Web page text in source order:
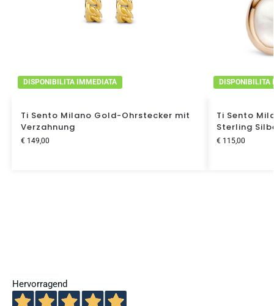
DISPONIBILITA IMMEDIATA
Ti Sento Milano Gold-Ohrstecker mit
Verzahnung
€149,00
DISPONIBILITA
Ti Sento
Sterling
€115,00
Hervorragend